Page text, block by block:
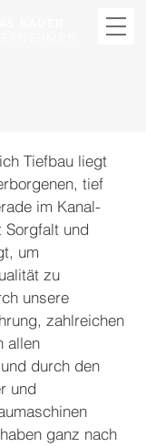
Tiefbau liegt
tief
im Kanal-
Sorgfalt und
um
zu
unsere
zahlreichen
allen
durch den
und
ganz nach